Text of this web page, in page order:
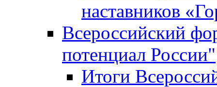
наставников
Всероссийский
потенциал России"
Итоги